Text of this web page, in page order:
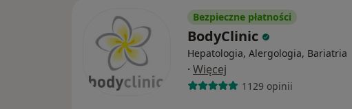
Bezpieczne płatności
BodyClinic
Hepatologia, Alergologia, Bariatria
· Więcej
1129 opinii